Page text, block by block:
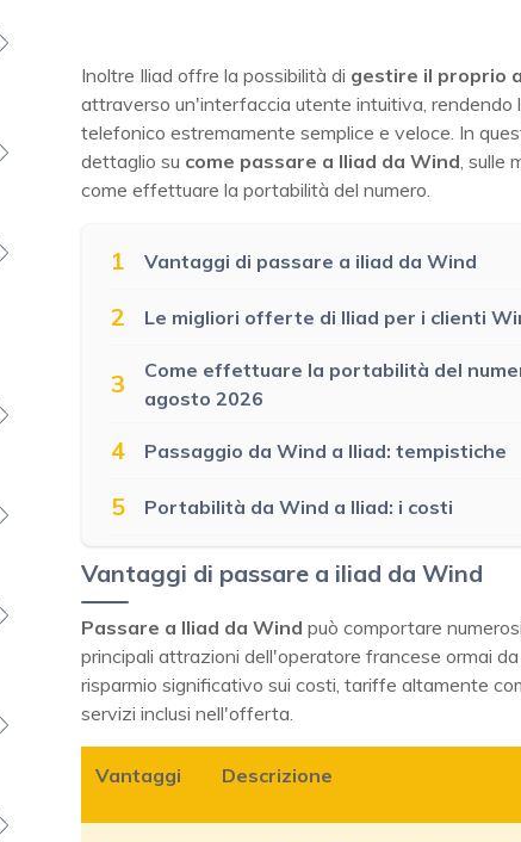
Inoltre Iliad offre la possibilità di gestire il proprio
attraverso un'interfaccia utente intuitiva, rendendo
telefonico estremamente semplice e veloce. In
dettaglio su come passare a Iliad da Wind, sulle
come effettuare la portabilità del numero.
1 Vantaggi di passare a iliad da Wind
2 Le migliori offerte di Iliad per i clienti
3
Come effettuare la portabilità del
agosto 2026
4 Passaggio da Wind a Iliad: tempistiche
5 Portabilità da Wind a Iliad: i costi
Vantaggi di passare a iliad da Wind
Passare a Iliad da Wind può comportare
principali attrazioni dell'operatore francese ormai
risparmio significativo sui costi, tariffe altamente
servizi inclusi nell'offerta.
Vantaggi Descrizione